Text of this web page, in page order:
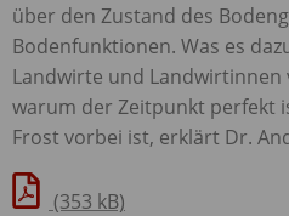
über den Zustand des
Bodenfunktionen. Was es
Landwirte und
warum der Zeitpunkt perfekt
Frost vorbei ist, erklärt Dr.
(353 kB)